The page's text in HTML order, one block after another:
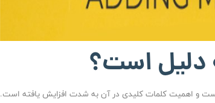
دلیل است؟
و اهمیت کلمات کلیدی در آن به شدت افزایش یافته است.